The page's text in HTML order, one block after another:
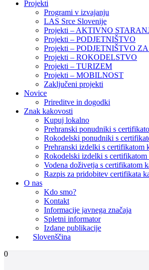
Projekti
Programi v izvajanju
LAS Srce Slovenije
Projekti – AKTIVNO
Projekti – PODJETNIŠTVO
Projekti – PODJETNIŠTVO
Projekti – ROKODELSTVO
Projekti – TURIZEM
Projekti – MOBILNOST
Zaključeni projekti
Novice
Prireditve in dogodki
Znak kakovosti
Kupuj lokalno
Prehranski ponudniki s
Rokodelski ponudniki s
Prehranski izdelki s certifikatom
Rokodelski izdelki s certifikatom
Vodena doživetja s certifikatom
Razpis za pridobitev certifikata
O nas
Kdo smo?
Kontakt
Informacije javnega značaja
Spletni informator
Izdane publikacije
Slovenščina
0